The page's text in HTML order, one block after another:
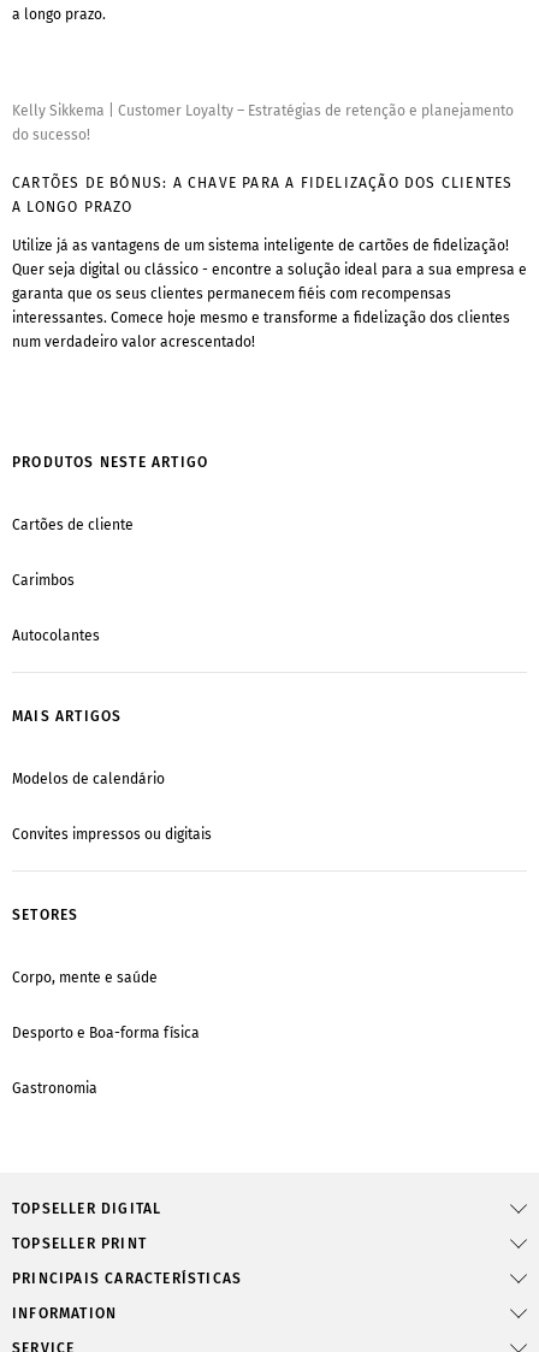
a longo prazo.
Kelly Sikkema
Customer Loyalty – Estratégias de retenção e planejamento
do sucesso!
CARTÕES DE BÓNUS: A CHAVE PARA A FIDELIZAÇÃO DOS CLIENTES
A LONGO PRAZO
Utilize já as vantagens de um sistema inteligente de cartões de fidelização!
Quer seja digital ou clássico - encontre a solução ideal para a sua empresa e
garanta que os seus clientes permanecem fiéis com recompensas
interessantes. Comece hoje mesmo e transforme a fidelização dos clientes
num verdadeiro valor acrescentado!
PRODUTOS NESTE ARTIGO
Cartões de cliente
Carimbos
Autocolantes
MAIS ARTIGOS
Modelos de calendário
Convites impressos ou digitais
SETORES
Corpo, mente e saúde
Desporto e Boa-forma física
Gastronomia
TOPSELLER DIGITAL
TOPSELLER PRINT
PRINCIPAIS CARACTERÍSTICAS
INFORMATION
SERVICE